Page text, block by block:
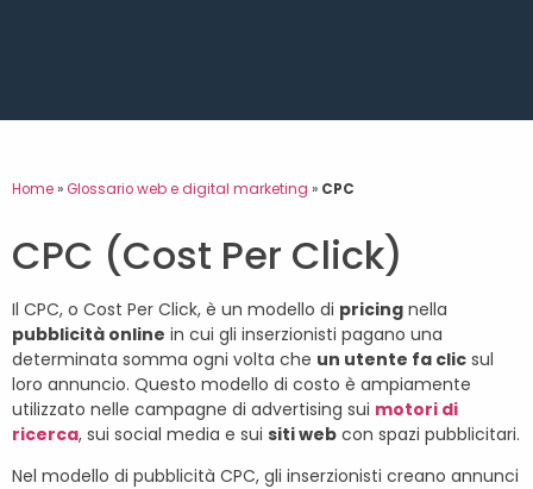
Home»Glossario web e digital marketing » CPC
CPC (Cost Per Click)
Il CPC, o Cost Per Click, è un modello di pricing nella
pubblicità online in cui gli inserzionisti pagano una
determinata somma ogni volta che un utente fa clic sul
loro annuncio. Questo modello di costo è ampiamente
utilizzato nelle campagne di advertising sui motori di
ricerca, sui social media e sui siti web con spazi pubblicitari.
Nel modello di pubblicità CPC, gli inserzionisti creano annunci